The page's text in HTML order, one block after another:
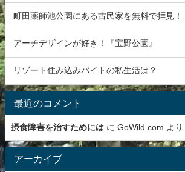
町田薬師池公園にある古民家を無料で拝見！
アーチデザインが好き！『宝野公園』
リゾート住み込みバイトの私生活は？
最近のコメント
摂食障害を治すためには に GoWild.com より
アーカイブ